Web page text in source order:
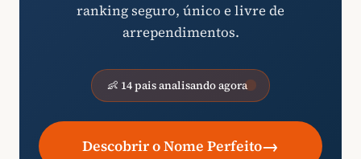
ranking seguro, único e livre de
arrependimentos.
👶 14 pais analisando agora
Descobrir o Nome Perfeito→